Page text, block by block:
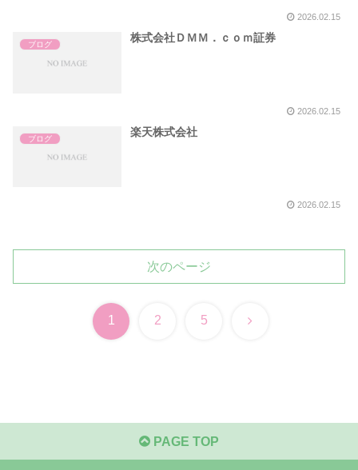
2026.02.15
ブログ
株式会社ＤＭＭ．ｃｏｍ証券
2026.02.15
ブログ
楽天株式会社
2026.02.15
次のページ
1 2 5 次
PAGE TOP